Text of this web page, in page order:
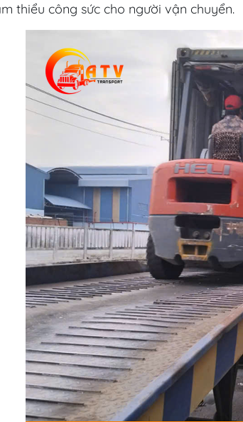
thiểu công sức cho người vận chuyển.